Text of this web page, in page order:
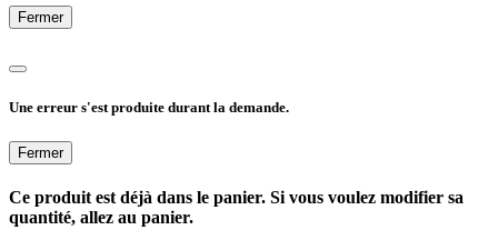
Fermer
Une erreur s'est produite durant la demande.
Fermer
Ce produit est déjà dans le panier. Si vous voulez modifier sa
quantité, allez au panier.